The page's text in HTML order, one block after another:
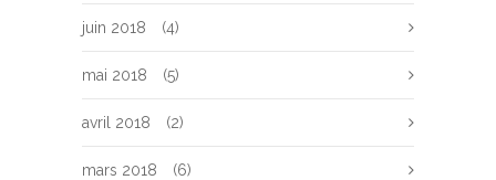
juin 2018 (4)
mai 2018 (5)
avril 2018 (2)
mars 2018 (6)